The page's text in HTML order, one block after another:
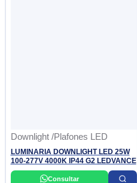
Downlight /Plafones LED
LUMINARIA DOWNLIGHT LED 25W
100-277V 4000K IP44 G2 LEDVANCE
Consultar